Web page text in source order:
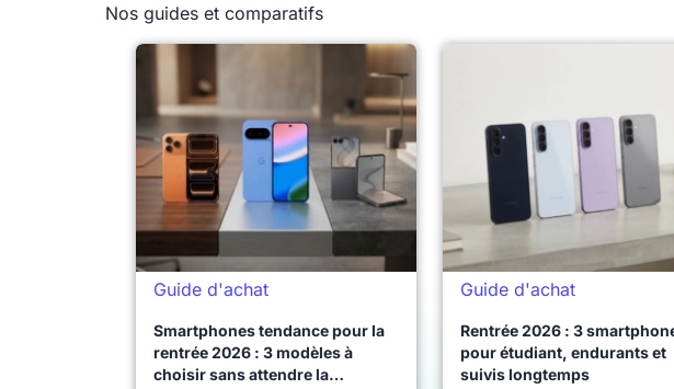
Nos guides et comparatifs
Guide d'achat
Smartphones tendance pour la
rentrée 2026 : 3 modèles à
choisir sans attendre la
Guide d'achat
Rentrée 2026 : 3
pour étudiant, endurants et
suivis longtemps